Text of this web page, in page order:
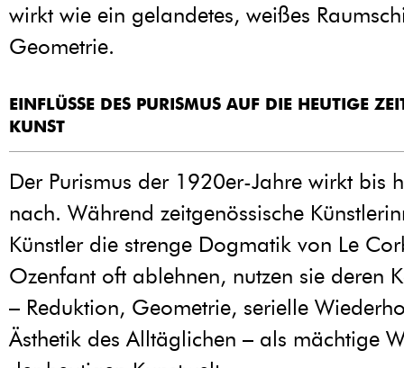
wirkt wie ein gelandetes, weißes
Geometrie.
EINFLÜSSE DES PURISMUS AUF DIE HEUTIGE
KUNST
Der Purismus der 1920er-Jahre wirkt bis
nach. Während zeitgenössische
Künstler die strenge Dogmatik von Le
Ozenfant oft ablehnen, nutzen sie deren
– Reduktion, Geometrie, serielle
Ästhetik des Alltäglichen – als mächtige